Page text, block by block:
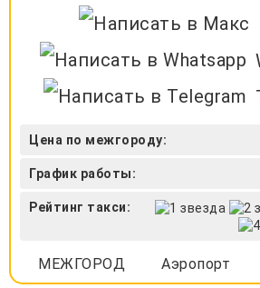
Цена по межгороду:
График работы:
Рейтинг такси:
МЕЖГОРОД Аэропорт